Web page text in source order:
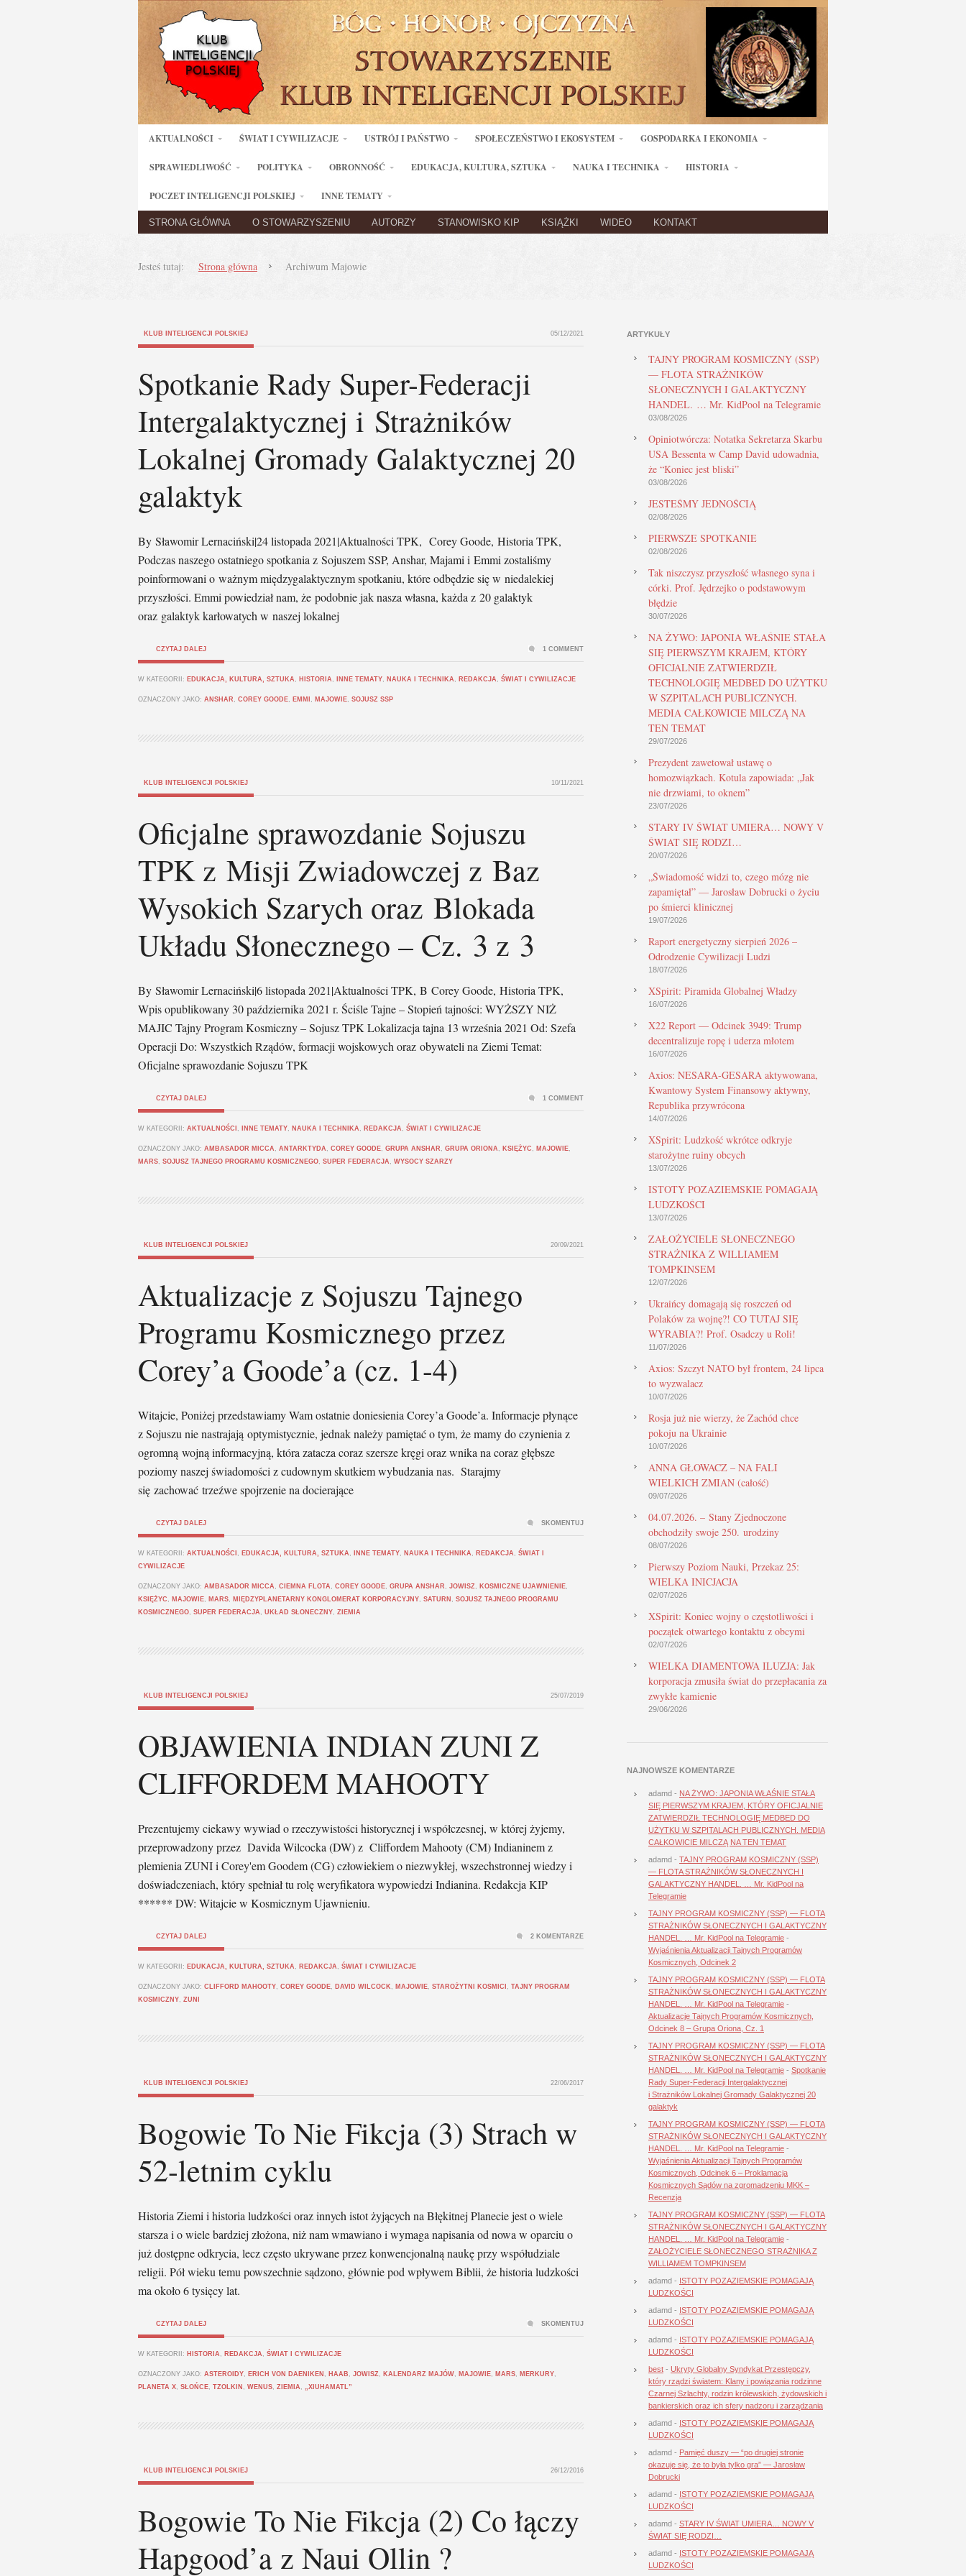
AKTUALNOŚCI ŚWIAT I CYWILIZACJE USTRÓJ I PAŃSTWO SPOŁECZEŃSTWO I EKOSYSTEM GOSPODARKA I EKONOMIA
SPRAWIEDLIWOŚĆ POLITYKA OBRONNOŚĆ EDUKACJA, KULTURA, SZTUKA NAUKA I TECHNIKA HISTORIA
POCZET INTELIGENCJI POLSKIEJ INNE TEMATY
STRONA GŁÓWNA O STOWARZYSZENIU AUTORZY STANOWISKO KIP KSIĄŻKI WIDEO KONTAKT
Jesteś tutaj: Strona główna Archiwum Majowie
KLUB INTELIGENCJI POLSKIEJ 05/12/2021
Spotkanie Rady Super-Federacji
Intergalaktycznej i Strażników
Lokalnej Gromady Galaktycznej 20
galaktyk
By Sławomir Lernaciński|24 listopada 2021|Aktualności TPK, Corey Goode, Historia TPK,
Podczas naszego ostatniego spotkania z Sojuszem SSP, Anshar, Majami i Emmi zostaliśmy
poinformowani o ważnym międzygalaktycznym spotkaniu, które odbędzie się w niedalekiej
przyszłości. Emmi powiedział nam, że podobnie jak nasza własna, każda z 20 galaktyk
oraz galaktyk karłowatych w naszej lokalnej
CZYTAJ DALEJ
W KATEGORII: EDUKACJA, KULTURA, SZTUKA , HISTORIA , INNE TEMATY, NAUKA I TECHNIKA , REDAKCJA , ŚWIAT I CYWILIZACJE
OZNACZONY JAKO: ANSHAR , COREY GOODE, EMMI , MAJOWIE, SOJUSZ SSP
1 COMMENT
KLUB INTELIGENCJI POLSKIEJ 10/11/2021
Oficjalne sprawozdanie Sojuszu
TPK z Misji Zwiadowczej z Baz
Wysokich Szarych oraz Blokada
Układu Słonecznego – Cz. 3 z 3
By Sławomir Lernaciński|6 listopada 2021|Aktualności TPK, B Corey Goode, Historia TPK,
Wpis opublikowany 30 października 2021 r. Ściśle Tajne – Stopień tajności: WYŻSZY NIŻ
MAJIC Tajny Program Kosmiczny – Sojusz TPK Lokalizacja tajna 13 września 2021 Od: Szefa
Operacji Do: Wszystkich Rządów, formacji wojskowych oraz obywateli na Ziemi Temat:
Oficjalne sprawozdanie Sojuszu TPK
CZYTAJ DALEJ
W KATEGORII: AKTUALNOŚCI , INNE TEMATY, NAUKA I TECHNIKA , REDAKCJA , ŚWIAT I CYWILIZACJE
OZNACZONY JAKO: AMBASADOR MICCA , ANTARKTYDA , COREY GOODE, GRUPA ANSHAR , GRUPA ORIONA , KSIĘŻYC , MAJOWIE,
MARS, SOJUSZ TAJNEGO PROGRAMU KOSMICZNEGO, SUPER FEDERACJA , WYSOCY SZARZY
1 COMMENT
KLUB INTELIGENCJI POLSKIEJ 20/09/2021
Aktualizacje z Sojuszu Tajnego
Programu Kosmicznego przez
Corey’a Goode’a (cz. 1-4)
Witajcie, Poniżej przedstawiamy Wam ostatnie doniesienia Corey’a Goode’a. Informacje płynące
z Sojuszu nie nastrajają optymistycznie, jednak należy pamiętać o tym, że mamy do czynienia z
ogromną wojną informacyjną, która zatacza coraz szersze kręgi oraz wnika na coraz głębsze
poziomy naszej świadomości z cudownym skutkiem wybudzania nas. Starajmy
się zachować trzeźwe spojrzenie na docierające
CZYTAJ DALEJ
W KATEGORII: AKTUALNOŚCI , EDUKACJA, KULTURA, SZTUKA , INNE TEMATY, NAUKA I TECHNIKA , REDAKCJA , ŚWIAT I
CYWILIZACJE
OZNACZONY JAKO: AMBASADOR MICCA , CIEMNA FLOTA , COREY GOODE, GRUPA ANSHAR , JOWISZ, KOSMICZNE UJAWNIENIE,
KSIĘŻYC , MAJOWIE, MARS, MIĘDZYPLANETARNY KONGLOMERAT KORPORACYJNY, SATURN , SOJUSZ TAJNEGO PROGRAMU
KOSMICZNEGO, SUPER FEDERACJA , UKŁAD SŁONECZNY, ZIEMIA
SKOMENTUJ
KLUB INTELIGENCJI POLSKIEJ 25/07/2019
OBJAWIENIA INDIAN ZUNI Z
CLIFFORDEM MAHOOTY
Prezentujemy ciekawy wywiad o rzeczywistości historycznej i współczesnej, w której żyjemy,
przeprowadzony przez Davida Wilcocka (DW) z Cliffordem Mahooty (CM) Indianinem z
plemienia ZUNI i Corey'em Goodem (CG) człowiekiem o niezwykłej, wszechstronnej wiedzy i
doświadczeniach, który spełniał tu rolę weryfikatora wypowiedzi Indianina. Redakcja KIP
****** DW: Witajcie w Kosmicznym Ujawnieniu.
CZYTAJ DALEJ
W KATEGORII: EDUKACJA, KULTURA, SZTUKA , REDAKCJA , ŚWIAT I CYWILIZACJE
OZNACZONY JAKO: CLIFFORD MAHOOTY, COREY GOODE, DAVID WILCOCK , MAJOWIE, STAROŻYTNI KOSMICI , TAJNY PROGRAM
KOSMICZNY, ZUNI
2 KOMENTARZE
KLUB INTELIGENCJI POLSKIEJ 22/06/2017
Bogowie To Nie Fikcja (3) Strach w
52-letnim cyklu
Historia Ziemi i historia ludzkości oraz innych istot żyjących na Błękitnej Planecie jest o wiele
starsza i o wiele bardziej złożona, niż nam wmawiano i wymaga napisania od nowa w oparciu o
już dostępne odkrycia, lecz często ukrywane przez konwencjonalną naukę przy współudziale
religii. Pół wieku temu powszechnie sądzono, głównie pod wpływem Biblii, że historia ludzkości
ma około 6 tysięcy lat.
CZYTAJ DALEJ
W KATEGORII: HISTORIA , REDAKCJA , ŚWIAT I CYWILIZACJE
OZNACZONY JAKO: ASTEROIDY, ERICH VON DAENIKEN , HAAB , JOWISZ, KALENDARZ MAJÓW, MAJOWIE, MARS, MERKURY,
PLANETA X, SŁOŃCE, TZOLKIN , WENUS, ZIEMIA , „XIUHAMATL”
SKOMENTUJ
KLUB INTELIGENCJI POLSKIEJ 26/12/2016
Bogowie To Nie Fikcja (2) Co łączy
Hapgood’a z Naui Ollin ?
ARTYKUŁY
TAJNY PROGRAM KOSMICZNY (SSP)
— FLOTA STRAŻNIKÓW
SŁONECZNYCH I GALAKTYCZNY
HANDEL. … Mr. KidPool na Telegramie
03/08/2026
Opiniotwórcza: Notatka Sekretarza Skarbu
USA Bessenta w Camp David udowadnia,
że “Koniec jest bliski”
03/08/2026
JESTEŚMY JEDNOŚCIĄ
02/08/2026
PIERWSZE SPOTKANIE
02/08/2026
Tak niszczysz przyszłość własnego syna i
córki. Prof. Jędrzejko o podstawowym
błędzie
30/07/2026
NA ŻYWO: JAPONIA WŁAŚNIE STAŁA
SIĘ PIERWSZYM KRAJEM, KTÓRY
OFICJALNIE ZATWIERDZIŁ
TECHNOLOGIĘ MEDBED DO UŻYTKU
W SZPITALACH PUBLICZNYCH.
MEDIA CAŁKOWICIE MILCZĄ NA
TEN TEMAT
29/07/2026
Prezydent zawetował ustawę o
homozwiązkach. Kotula zapowiada: „Jak
nie drzwiami, to oknem”
23/07/2026
STARY IV ŚWIAT UMIERA… NOWY V
ŚWIAT SIĘ RODZI…
20/07/2026
„Świadomość widzi to, czego mózg nie
zapamiętał” — Jarosław Dobrucki o życiu
po śmierci klinicznej
19/07/2026
Raport energetyczny sierpień 2026 –
Odrodzenie Cywilizacji Ludzi
18/07/2026
XSpirit: Piramida Globalnej Władzy
16/07/2026
X22 Report — Odcinek 3949: Trump
decentralizuje ropę i uderza młotem
16/07/2026
Axios: NESARA-GESARA aktywowana,
Kwantowy System Finansowy aktywny,
Republika przywrócona
14/07/2026
XSpirit: Ludzkość wkrótce odkryje
starożytne ruiny obcych
13/07/2026
ISTOTY POZAZIEMSKIE POMAGAJĄ
LUDZKOŚCI
13/07/2026
ZAŁOŻYCIELE SŁONECZNEGO
STRAŻNIKA Z WILLIAMEM
TOMPKINSEM
12/07/2026
Ukraińcy domagają się roszczeń od
Polaków za wojnę?! CO TUTAJ SIĘ
WYRABIA?! Prof. Osadczy u Roli!
11/07/2026
Axios: Szczyt NATO był frontem, 24 lipca
to wyzwalacz
10/07/2026
Rosja już nie wierzy, że Zachód chce
pokoju na Ukrainie
10/07/2026
ANNA GŁOWACZ – NA FALI
WIELKICH ZMIAN (całość)
09/07/2026
04.07.2026. – Stany Zjednoczone
obchodziły swoje 250. urodziny
08/07/2026
Pierwszy Poziom Nauki, Przekaz 25:
WIELKA INICJACJA
02/07/2026
XSpirit: Koniec wojny o częstotliwości i
początek otwartego kontaktu z obcymi
02/07/2026
WIELKA DIAMENTOWA ILUZJA: Jak
korporacja zmusiła świat do przepłacania za
zwykłe kamienie
29/06/2026
NAJNOWSZE KOMENTARZE
adamd - NA ŻYWO: JAPONIA WŁAŚNIE STAŁA
SIĘ PIERWSZYM KRAJEM, KTÓRY OFICJALNIE
ZATWIERDZIŁ TECHNOLOGIĘ MEDBED DO
UŻYTKU W SZPITALACH PUBLICZNYCH. MEDIA
CAŁKOWICIE MILCZĄ NA TEN TEMAT
adamd - TAJNY PROGRAM KOSMICZNY (SSP)
— FLOTA STRAŻNIKÓW SŁONECZNYCH I
GALAKTYCZNY HANDEL. … Mr. KidPool na
Telegramie
TAJNY PROGRAM KOSMICZNY (SSP) — FLOTA
STRAŻNIKÓW SŁONECZNYCH I GALAKTYCZNY
HANDEL. … Mr. KidPool na Telegramie -
Wyjaśnienia Aktualizacji Tajnych Programów
Kosmicznych, Odcinek 2
TAJNY PROGRAM KOSMICZNY (SSP) — FLOTA
STRAŻNIKÓW SŁONECZNYCH I GALAKTYCZNY
HANDEL. … Mr. KidPool na Telegramie -
Aktualizacje Tajnych Programów Kosmicznych,
Odcinek 8 – Grupa Oriona, Cz. 1
TAJNY PROGRAM KOSMICZNY (SSP) — FLOTA
STRAŻNIKÓW SŁONECZNYCH I GALAKTYCZNY
HANDEL. … Mr. KidPool na Telegramie - Spotkanie
Rady Super-Federacji Intergalaktycznej
i Strażników Lokalnej Gromady Galaktycznej 20
galaktyk
TAJNY PROGRAM KOSMICZNY (SSP) — FLOTA
STRAŻNIKÓW SŁONECZNYCH I GALAKTYCZNY
HANDEL. … Mr. KidPool na Telegramie -
Wyjaśnienia Aktualizacji Tajnych Programów
Kosmicznych, Odcinek 6 – Proklamacja
Kosmicznych Sądów na zgromadzeniu MKK –
Recenzja
TAJNY PROGRAM KOSMICZNY (SSP) — FLOTA
STRAŻNIKÓW SŁONECZNYCH I GALAKTYCZNY
HANDEL. … Mr. KidPool na Telegramie -
ZAŁOŻYCIELE SŁONECZNEGO STRAŻNIKA Z
WILLIAMEM TOMPKINSEM
adamd - ISTOTY POZAZIEMSKIE POMAGAJĄ
LUDZKOŚCI
adamd - ISTOTY POZAZIEMSKIE POMAGAJĄ
LUDZKOŚCI
adamd - ISTOTY POZAZIEMSKIE POMAGAJĄ
LUDZKOŚCI
best - Ukryty Globalny Syndykat Przestępczy,
który rządzi światem: Klany i powiązania rodzinne
Czarnej Szlachty, rodzin królewskich, żydowskich i
bankierskich oraz ich sfery nadzoru i zarządzania
adamd - ISTOTY POZAZIEMSKIE POMAGAJĄ
LUDZKOŚCI
adamd - Pamięć duszy — “po drugiej stronie
okazuje się, że to była tylko gra” — Jarosław
Dobrucki
adamd - ISTOTY POZAZIEMSKIE POMAGAJĄ
LUDZKOŚCI
adamd - STARY IV ŚWIAT UMIERA… NOWY V
ŚWIAT SIĘ RODZI…
adamd - ISTOTY POZAZIEMSKIE POMAGAJĄ
LUDZKOŚCI